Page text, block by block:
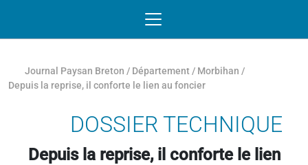
Journal Paysan Breton / Département / Morbihan /
Depuis la reprise, il conforte le lien au foncier
DOSSIER TECHNIQUE
Depuis la reprise, il conforte le lien